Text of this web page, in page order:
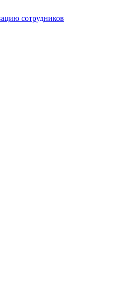
сотрудников